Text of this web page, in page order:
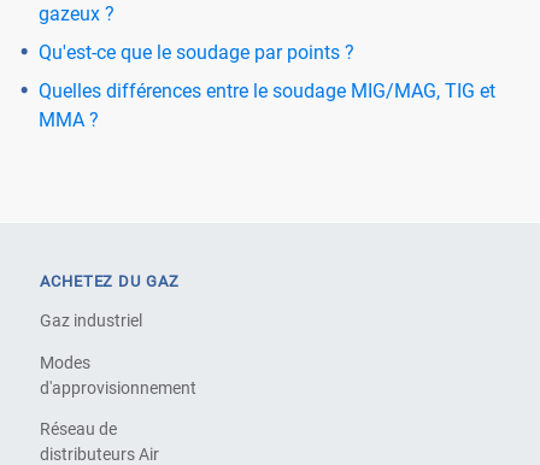
gazeux ?
Qu'est-ce que le soudage par points ?
Quelles différences entre le soudage MIG/MAG, TIG et
MMA ?
ACHETEZ DU GAZ
Gaz industriel
Modes
d'approvisionnement
Réseau de
distributeurs Air